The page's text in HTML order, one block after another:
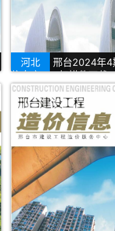
河北
邢台2024年4
信息库PDF扫描件下载